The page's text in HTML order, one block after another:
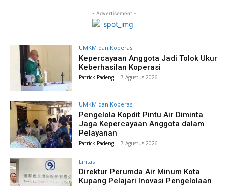
- Advertisement -
UMKM dan Koperasi
Kepercayaan Anggota Jadi Tolok Ukur
Keberhasilan Koperasi
Patrick Padeng - 7 Agustus 2026
UMKM dan Koperasi
Pengelola Kopdit Pintu Air Diminta
Jaga Kepercayaan Anggota dalam
Pelayanan
Patrick Padeng - 7 Agustus 2026
Lintas
Direktur Perumda Air Minum Kota
Kupang Pelajari Inovasi Pengelolaan